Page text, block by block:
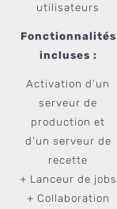
utilisateurs
Fonctionnalités
incluses :
Activation d’un
serveur de
production et
d’un serveur de
recette
+ Lanceur de jobs
+ Collaboration